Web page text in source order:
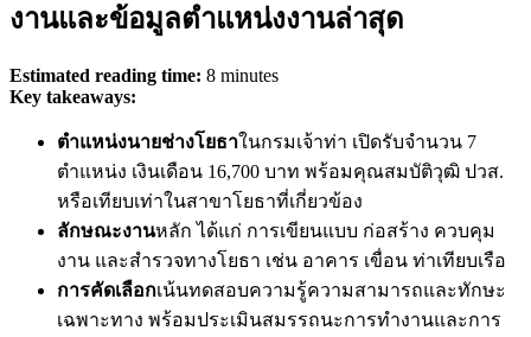
งานและข้อมูลตำแหน่งงานล่าสุด
Estimated reading time: 8 minutes
Key takeaways:
ตำแหน่งนายช่างโยธาในกรมเจ้าท่า เปิดรับจำนวน 7
ตำแหน่ง เงินเดือน 16,700 บาท พร้อมคุณสมบัติวุฒิ ปวส.
หรือเทียบเท่าในสาขาโยธาที่เกี่ยวข้อง
ลักษณะงานหลัก ได้แก่ การเขียนแบบ ก่อสร้าง ควบคุม
งาน และสำรวจทางโยธา เช่น อาคาร เขื่อน ท่าเทียบเรือ
การคัดเลือกเน้นทดสอบความรู้ความสามารถและทักษะ
เฉพาะทาง พร้อมประเมินสมรรถนะการทำงานและการ